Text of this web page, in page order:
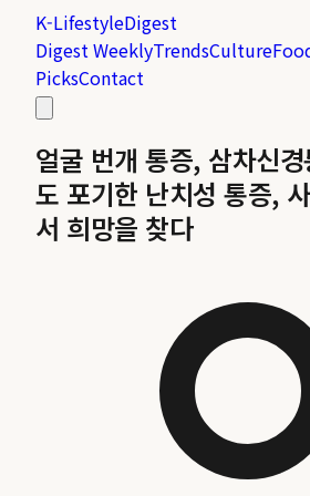
K-LifestyleDigest
Digest WeeklyTrendsCulture
PicksContact
얼굴 번개 통증, 삼차신
도 포기한 난치성 통증,
서 희망을 찾다